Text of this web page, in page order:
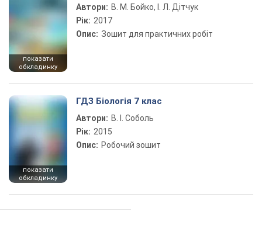
показати
обкладинку
Автори: В. М. Бойко, І. Л. Дітчук
Рік: 2017
Опис: Зошит для практичних робіт
показати
обкладинку
ГДЗ Біологія 7 клас
Автори: В. І. Соболь
Рік: 2015
Опис: Робочий зошит